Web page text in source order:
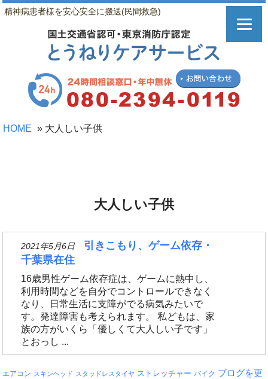
精神病患者様を安心安全に搬送(民間救急)
HOME » 大人しい子供
大人しい子供
2021年5月6日
引きこもり、ゲーム依存・
千葉県在住
16歳男性ゲーム依存症は、ゲームに熱中し、
利用時間などを自分でコントロールできなく
なり、日常生活に支障がでる病気みたいで
す。発達障害も考えられます。 私どもは、家
族の方がいくら「優しくて大人しい子です」
とおっし ...
エアコン スキンヘッド スタッドレスタイヤ ストレッチャー バイク ブログを更